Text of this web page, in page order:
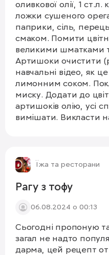
оливкової олії, 1 ст.л.
ложки сушеного
паприки, сіль,
смаком. Помити цвітну капусту, нарізати
великими шматками
Артишоки очистити
навчальні відео, як
лимонним соком.
миску. Додати до
артишоків олію, усі
вимішати. Викласти
Їжа та ресторани
Рагу з тофу
06.08.2024 о 00:13
Сьогодні пропоную
загал не надто
дарма, цей рецепт